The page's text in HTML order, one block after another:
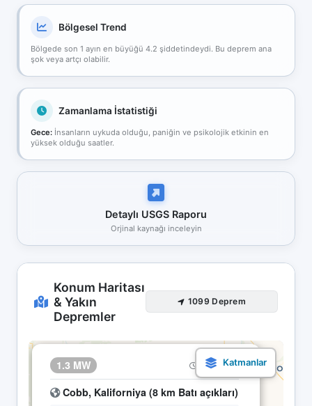
Bölgesel Trend
Bölgede son 1 ayın en büyüğü 4.2 şiddetindeydi. Bu deprem ana
şok veya artçı olabilir.
Zamanlama İstatistiği
Gece: İnsanların uykuda olduğu, paniğin ve psikolojik etkinin en
yüksek olduğu saatler.
Detaylı USGS Raporu
Orjinal kaynağı inceleyin
Konum Haritası
& Yakın
Depremler
1099 Deprem
1.3 MW 26.04 00:39
Cobb, Kaliforniya (8 km Batı açıkları)
×